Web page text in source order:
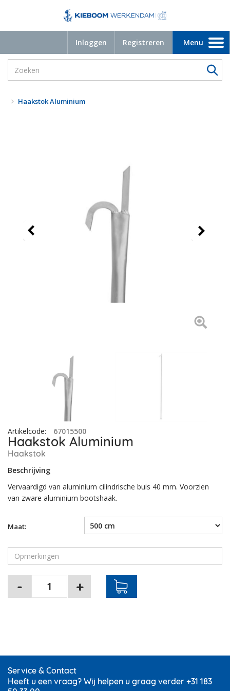
Inloggen Registreren
Toggle
navigation
Menu
Haakstok Aluminium
Artikelcode: 67015500
Haakstok Aluminium
Haakstok
Beschrijving
Vervaardigd van aluminium cilindrische buis 40 mm. Voorzien
van zware aluminium bootshaak.
Maat:
Service & Contact
Heeft u een vraag? Wij helpen u graag verder +31 183